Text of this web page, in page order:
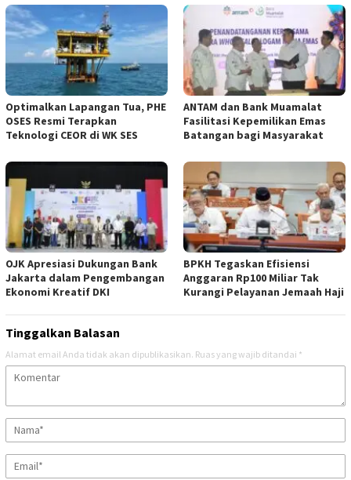
Optimalkan Lapangan Tua, PHE
OSES Resmi Terapkan
Teknologi CEOR di WK SES
ANTAM dan Bank Muamalat
Fasilitasi Kepemilikan Emas
Batangan bagi Masyarakat
OJK Apresiasi Dukungan Bank
Jakarta dalam Pengembangan
Ekonomi Kreatif DKI
BPKH Tegaskan Efisiensi
Anggaran Rp100 Miliar Tak
Kurangi Pelayanan Jemaah Haji
Tinggalkan Balasan
Alamat email Anda tidak akan dipublikasikan. Ruas yang wajib ditandai *